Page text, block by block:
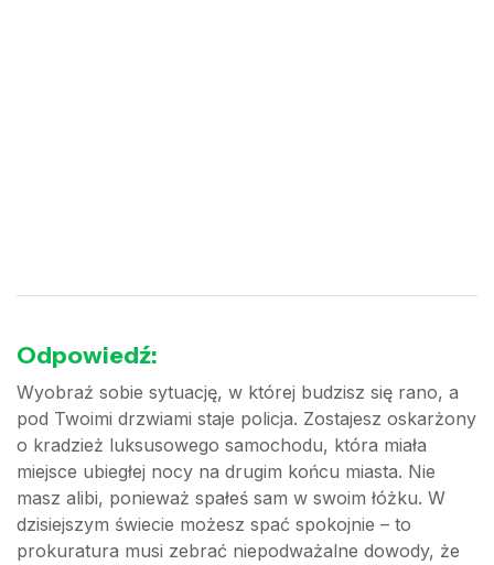
Odpowiedź:
Wyobraź sobie sytuację, w której budzisz się rano, a
pod Twoimi drzwiami staje policja. Zostajesz oskarżony
o kradzież luksusowego samochodu, która miała
miejsce ubiegłej nocy na drugim końcu miasta. Nie
masz alibi, ponieważ spałeś sam w swoim łóżku. W
dzisiejszym świecie możesz spać spokojnie – to
prokuratura musi zebrać niepodważalne dowody, że